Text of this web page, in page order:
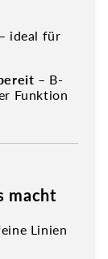
– ideal für
– B-
Funktion
macht
Linien